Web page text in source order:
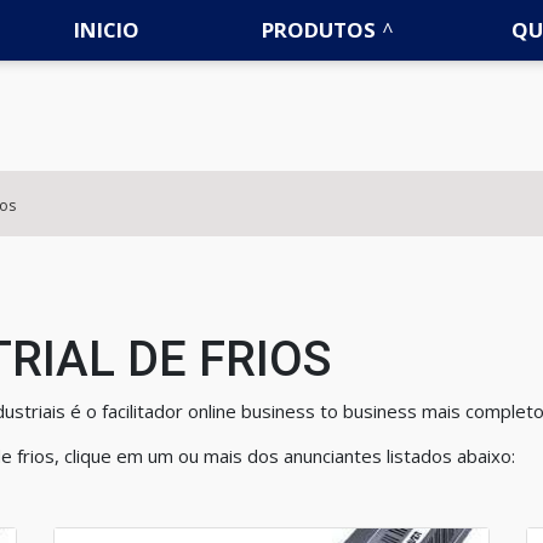
INICIO PRODUTOS
DE FRIOS
é o facilitador online business to business mais
clique em um ou mais dos anunciantes listados abaixo: